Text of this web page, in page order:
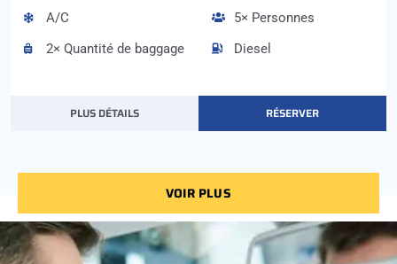
A/C
2× Quantité de baggage
5× Personnes
Diesel
PLUS DÉTAILS RÉSERVER
VOIR PLUS